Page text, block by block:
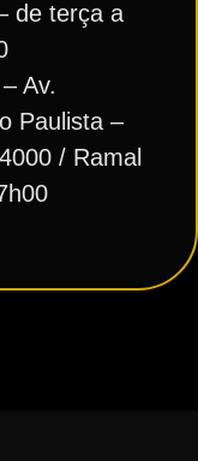
de terça a
– Av.
Paulista –
/ Ramal